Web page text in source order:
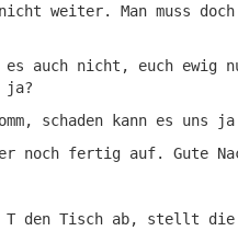
weiter. Man muss doch
auch nicht, euch ewig
ja?
schaden kann es uns
noch fertig auf. Gute
T den Tisch ab, stellt